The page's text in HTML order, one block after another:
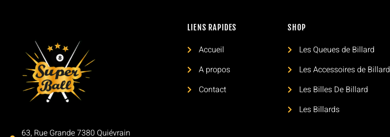
63, Rue Grande 7380 Quiévrain
LIENS RAPIDES
Accueil
A propos
Contact
SHOP
Les Queues de Billard
Les Accessoires de Billard
Les Billes De Billard
Les Billards